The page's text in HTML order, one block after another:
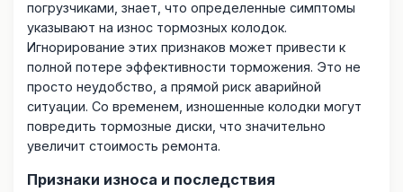
погрузчиками, знает, что определенные симптомы
указывают на износ тормозных колодок.
Игнорирование этих признаков может привести к
полной потере эффективности торможения. Это не
просто неудобство, а прямой риск аварийной
ситуации. Со временем, изношенные колодки могут
повредить тормозные диски, что значительно
увеличит стоимость ремонта.
Признаки износа и последствия